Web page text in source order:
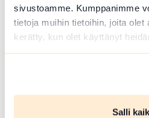
sivustoamme. Kumppanimme
tietoja muihin tietoihin, joita olet
kerätty, kun olet käyttänyt
Salli